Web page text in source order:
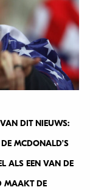
DIT NIEUWS:
MCDONALD’S
ALS EEN VAN DE
MAAKT DE